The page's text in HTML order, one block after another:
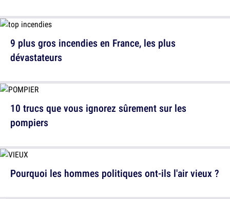
10 trucs que vous ignorez sûrement sur les
pompiers
9 plus gros incendies en France, les plus
dévastateurs
Pourquoi les hommes politiques ont-ils l'air vieux ?